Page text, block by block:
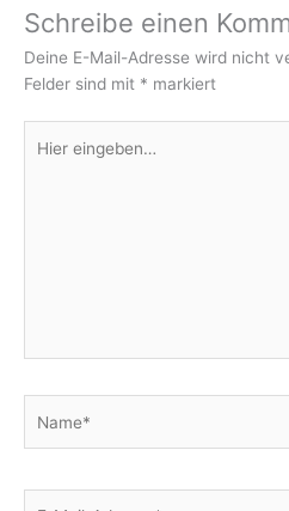
Schreibe einen
Deine E-Mail-Adresse wird nicht
Felder sind mit * markiert
eingeben…